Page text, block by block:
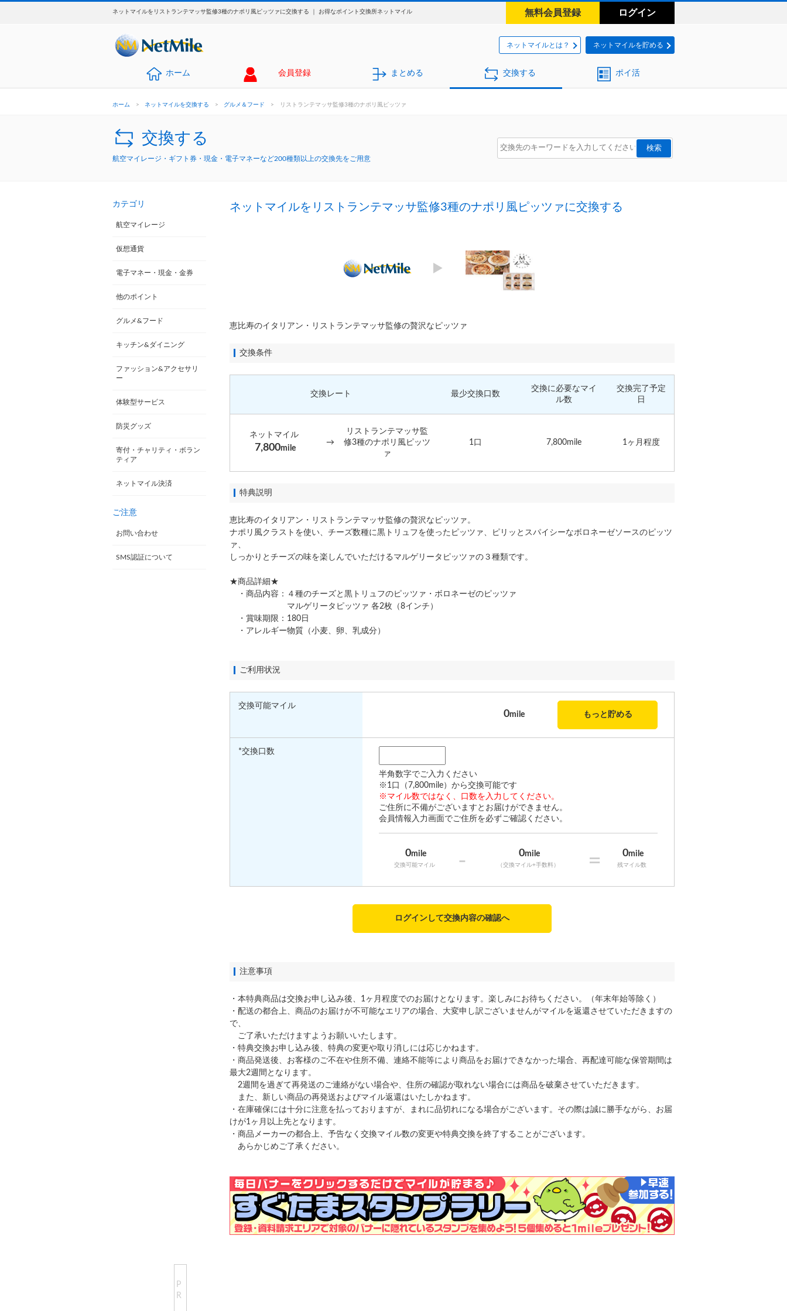
ネットマイルをリストランテマッサ監修3種のナポリ風ピッツァに交換する ｜ お得なポイント交換所ネットマイル 無料会員登録 ログイン
ネットマイルとは？ ネットマイルを貯める
ホーム 会員登録 まとめる 交換する ポイ活
ホーム > ネットマイルを交換する > グルメ＆フード > リストランテマッサ監修3種のナポリ風ピッツァ
交換する
航空マイレージ・ギフト券・現金・電子マネーなど200種類以上の交換先をご用意
カテゴリ
航空マイレージ
仮想通貨
電子マネー・現金・金券
他のポイント
グルメ&フード
キッチン&ダイニング
ファッション&アクセサリ
ー
体験型サービス
防災グッズ
寄付・チャリティ・ボラン
ティア
ネットマイル決済
ご注意
お問い合わせ
SMS認証について
ネットマイルをリストランテマッサ監修3種のナポリ風ピッツァに交換する
恵比寿のイタリアン・リストランテマッサ監修の贅沢なピッツァ
交換条件
交換レート 最少交換口数
交換に必要なマイ
ル数
交換完了予定
日
ネットマイル
7,800mile
→
リストランテマッサ監
修3種のナポリ風ピッツ
ァ
1口 7,800mile 1ヶ月程度
特典説明
恵比寿のイタリアン・リストランテマッサ監修の贅沢なピッツァ。
ナポリ風クラストを使い、チーズ数種に黒トリュフを使ったピッツァ、ピリッとスパイシーなボロネーゼソースのピッツ
ァ、
しっかりとチーズの味を楽しんでいただけるマルゲリータピッツァの３種類です。
★商品詳細★
・商品内容：４種のチーズと黒トリュフのピッツァ・ボロネーゼのピッツァ
マルゲリータピッツァ 各2枚（8インチ）
・賞味期限：180日
・アレルギー物質（小麦、卵、乳成分）
ご利用状況
交換可能マイル
0mile もっと貯める
*交換口数
半角数字でご入力ください
※1口（7,800mile）から交換可能です
※マイル数ではなく、口数を入力してください。
ご住所に不備がございますとお届けができません。
会員情報入力画面でご住所を必ずご確認ください。
0mile
交換可能マイル - 0mile
（交換マイル+手数料） = 0mile
残マイル数
ログインして交換内容の確認へ
注意事項
・本特典商品は交換お申し込み後、1ヶ月程度でのお届けとなります。楽しみにお待ちください。（年末年始等除く）
・配送の都合上、商品のお届けが不可能なエリアの場合、大変申し訳ございませんがマイルを返還させていただきますの
で、
ご了承いただけますようお願いいたします。
・特典交換お申し込み後、特典の変更や取り消しには応じかねます。
・商品発送後、お客様のご不在や住所不備、連絡不能等により商品をお届けできなかった場合、再配達可能な保管期間は
最大2週間となります。
2週間を過ぎて再発送のご連絡がない場合や、住所の確認が取れない場合には商品を破棄させていただきます。
また、新しい商品の再発送およびマイル返還はいたしかねます。
・在庫確保には十分に注意を払っておりますが、まれに品切れになる場合がございます。その際は誠に勝手ながら、お届
けが1ヶ月以上先となります。
・商品メーカーの都合上、予告なく交換マイル数の変更や特典交換を終了することがございます。
あらかじめご了承ください。
P
R